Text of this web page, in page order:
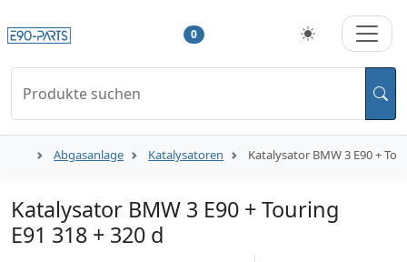
0
Produkte suchen
Abgasanlage Katalysatoren Katalysator BMW 3 E90 +
Katalysator BMW 3 E90 + Touring
E91 318 + 320 d